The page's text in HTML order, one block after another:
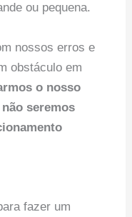
ou pequena.
nossos erros e
obstáculo em
o nosso
seremos
fazer um